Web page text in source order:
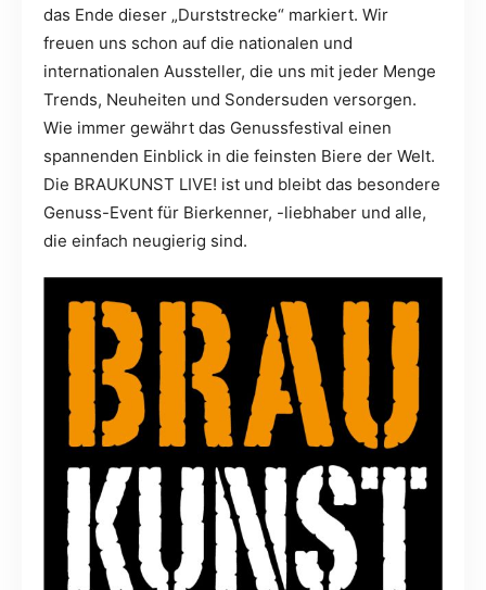
das Ende dieser „Durststrecke“ markiert. Wir
freuen uns schon auf die nationalen und
internationalen Aussteller, die uns mit jeder Menge
Trends, Neuheiten und Sondersuden versorgen.
Wie immer gewährt das Genussfestival einen
spannenden Einblick in die feinsten Biere der Welt.
Die BRAUKUNST LIVE! ist und bleibt das besondere
Genuss-Event für Bierkenner, -liebhaber und alle,
die einfach neugierig sind.